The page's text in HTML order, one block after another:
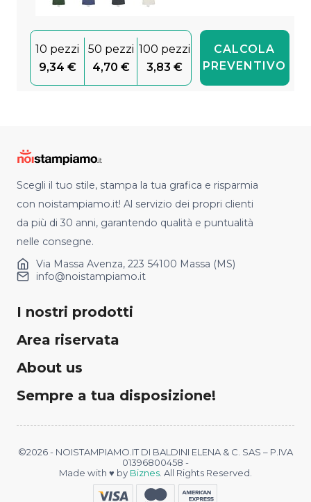
10 pezzi
9,34 €
50 pezzi
4,70 €
100 pezzi
3,83 €
CALCOLA
PREVENTIVO
Scegli il tuo stile, stampa la tua grafica e risparmia
con noistampiamo.it! Al servizio dei propri clienti
da più di 30 anni, garantendo qualità e puntualità
nelle consegne.
Via Massa Avenza, 223 54100 Massa (MS)
info@noistampiamo.it
I nostri prodotti
Area riservata
About us
Sempre a tua disposizione!
©2026 - NOISTAMPIAMO.IT DI BALDINI ELENA & C. SAS – P.IVA
01396800458 -
Made with ♥ by Biznes . All Rights Reserved.